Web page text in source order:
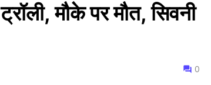
मौके पर मौत, सिवनी
0